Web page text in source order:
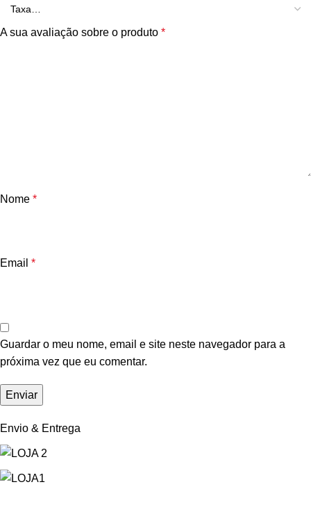
A sua avaliação sobre o produto *
Nome *
Email *
Guardar o meu nome, email e site neste navegador para a
próxima vez que eu comentar.
Envio & Entrega